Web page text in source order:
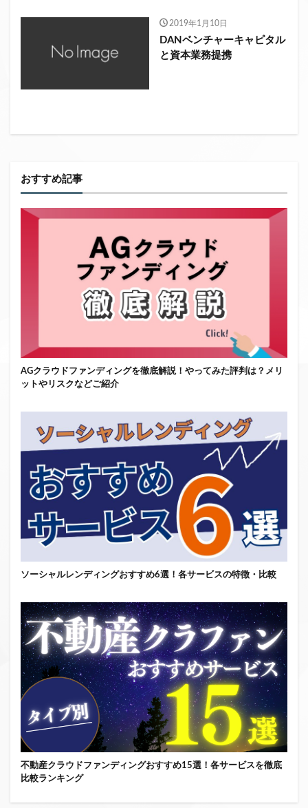
2019年1月10日
DANベンチャーキャピタル
と資本業務提携
おすすめ記事
AGクラウドファンディングを徹底解説！やってみた評判は？メリ
ットやリスクなどご紹介
ソーシャルレンディングおすすめ6選！各サービスの特徴・比較
不動産クラウドファンディングおすすめ15選！各サービスを徹底
比較ランキング